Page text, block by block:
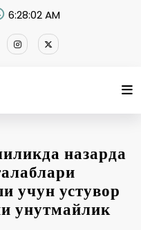
6:28:02 AM
назарда
учун устувор
унутмайлик